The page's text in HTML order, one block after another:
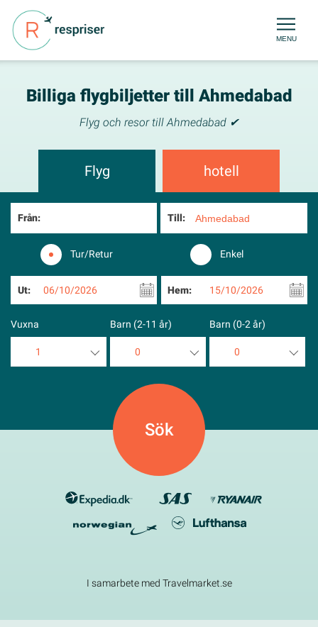
MENU
Billiga flygbiljetter till Ahmedabad
Flyg och resor till Ahmedabad ✔
Flyg hotell
Från: Till:
Tur/Retur Enkel
Ut: 06/10/2026 Hem: 15/10/2026
Vuxna
1
Barn (2-11 år)
0
5
Barn (0-2 år)
0
I samarbete med Travelmarket.se